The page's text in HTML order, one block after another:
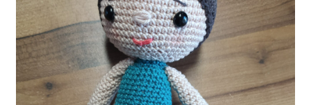
Blog
Cégünkről
Elérhetőségeink